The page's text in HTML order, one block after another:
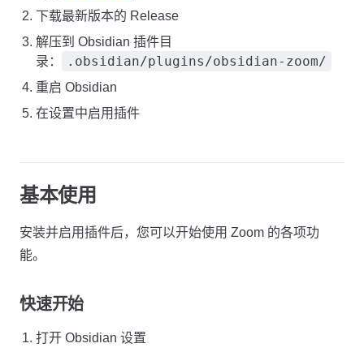
下载最新版本的 Release
解压到 Obsidian 插件目
录：
.obsidian/plugins/obsidian-zoom/
重启 Obsidian
在设置中启用插件
基本使用
安装并启用插件后，您可以开始使用 Zoom 的各项功
能。
快速开始
打开 Obsidian 设置